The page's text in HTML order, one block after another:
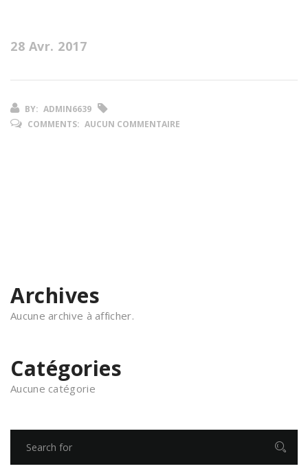
28 Avr. 2017
BY: ADMIN6639
COMMENTS: AUCUN COMMENTAIRE
Archives
Aucune archive à afficher.
Catégories
Aucune catégorie